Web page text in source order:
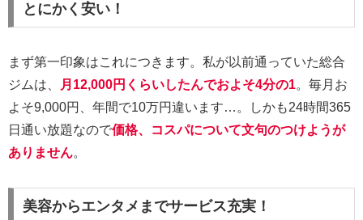
とにかく安い！
まず第一印象はこれにつきます。私が以前通っていた総合
ジムは、
月12,000円くらいしたんでおよそ4分の1。毎月お
よそ9,000円、年間で10万円違います…。しかも24時間365
日通い放題なので価格、コスパについて文句のつけようが
ありません。
美容からエンタメまでサービス充実！